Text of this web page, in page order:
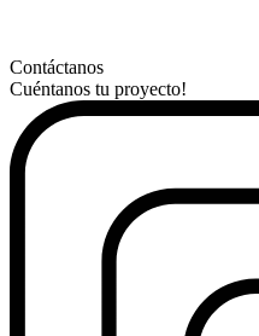
Contáctanos
Cuéntanos tu proyecto!